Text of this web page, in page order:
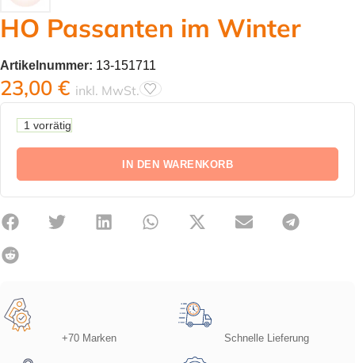
HO Passanten im Winter
Artikelnummer: 13-151711
23,00 € inkl. MwSt.
1 vorrätig
IN DEN WARENKORB
+70 Marken Schnelle Lieferung